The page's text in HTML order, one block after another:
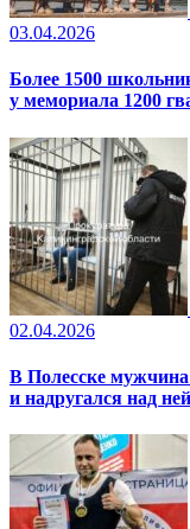
03.04.2026
Более 1500
у мемориала 1200
02.04.2026
В Полесске
и надругался над